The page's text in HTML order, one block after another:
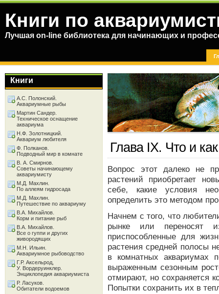
Книги по
Лучшая on-line библиотека для начинающих и
Глава IX. Что и
Вопрос этот далеко не
растений приобретает
себе, какие условия
определить это методом
Начнем с того, что
рынке или переносят
приспособленные для
растения средней полосы
в комнатных аквариумах
выраженным сезонным
отмирают, но сохраняется
Попытки сохранить их в
Книги
А.С. Полонский.
Аквариумные рыбы
Мартин Сандер.
Техническое оснащение
аквариума
Н.Ф. Золотницкий.
Аквариум любителя
Ф. Полканов.
Подводный мир в комнате
В. А. Смирнов.
Советы начинающему
аквариумисту
М.Д. Махлин.
По аллеям гидросада
М.Д. Махлин.
Путешествие по аквариуму
В.А. Михайлов.
Корм и питание рыб
В.А. Михайлов.
Все о гуппи и других
живородящих
М.Н. Ильин.
Аквариумное рыбоводство
Г.Р. Аксельрод,
У. Вордеруинклер.
Энциклопедия аквариумиста
Р. Ласуков.
Обитатели водоемов